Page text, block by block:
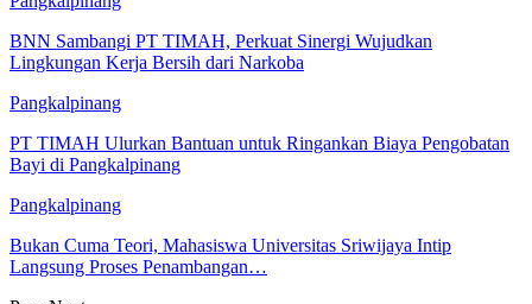
BNN Sambangi PT TIMAH, Perkuat Sinergi Wujudkan
Lingkungan Kerja Bersih dari Narkoba
Pangkalpinang
PT TIMAH Ulurkan Bantuan untuk Ringankan Biaya Pengobatan
Bayi di Pangkalpinang
Pangkalpinang
Bukan Cuma Teori, Mahasiswa Universitas Sriwijaya Intip
Langsung Proses Penambangan…